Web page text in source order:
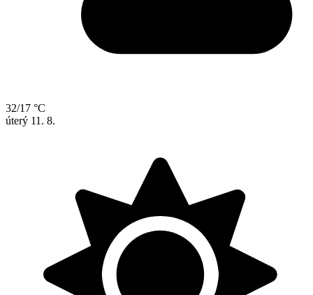
32/17 °C
úterý 11. 8.